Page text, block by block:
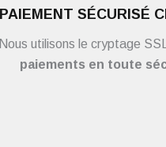
PAIEMENT SÉCURISÉ
Nous utilisons le cryptage
paiements en toute